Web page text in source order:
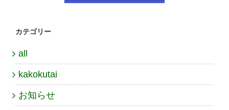
カテゴリー
all
kakokutai
お知らせ